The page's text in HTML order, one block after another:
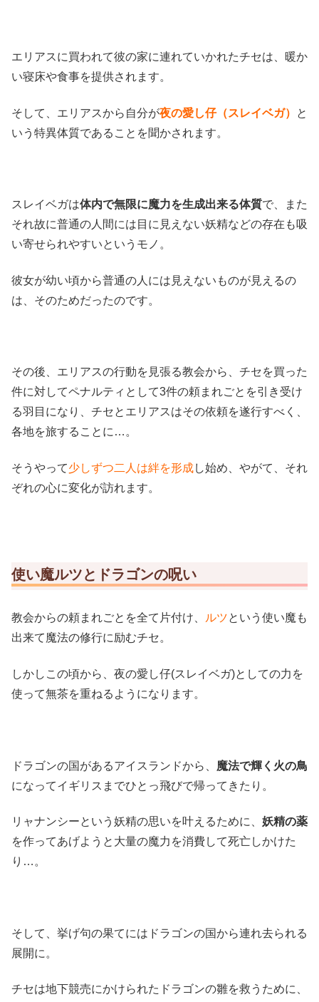
エリアスに買われて彼の家に連れていかれたチセは、暖か
い寝床や食事を提供されます。
そして、エリアスから自分が夜の愛し仔（スレイベガ）
と
いう特異体質であることを聞かされます。
スレイベガは体内で無限に魔力を生成出来る体質で、また
それ故に普通の人間には目に見えない妖精などの存在も吸
い寄せられやすいというモノ。
彼女が幼い頃から普通の人には見えないものが見えるの
は、そのためだったのです。
その後、エリアスの行動を見張る教会から、チセを買った
件に対してペナルティとして3件の頼まれごとを引き受け
る羽目になり、チセとエリアスはその依頼を遂行すべく、
各地を旅することに…。
そうやって少しずつ二人は絆を形成し始め、やがて、それ
ぞれの心に変化が訪れます。
使い魔ルツとドラゴンの呪い
教会からの頼まれごとを全て片付け、 ルツという使い魔も
出来て魔法の修行に励むチセ。
しかしこの頃から、夜の愛し仔(スレイベガ)としての力を
使って無茶を重ねるようになります。
ドラゴンの国があるアイスランドから、 魔法で輝く火の鳥
になってイギリスまでひとっ飛びで帰ってきたり。
リャナンシーという妖精の思いを叶えるために、 妖精の薬
を作ってあげようと大量の魔力を消費して死亡しかけた
り…。
そして、挙げ句の果てにはドラゴンの国から連れ去られる
展開に。
チセは地下競売にかけられたドラゴンの雛を救うために、